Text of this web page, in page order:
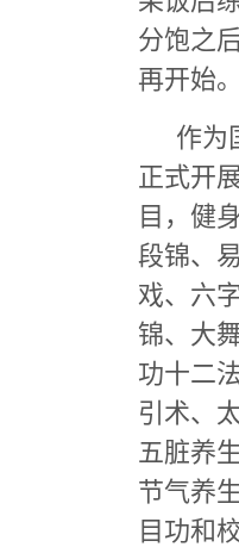
分饱之
再开始。
作为
正式开
目，健
段锦、
戏、六
锦、大
功十二
引术、
五脏养
节气养
目功和